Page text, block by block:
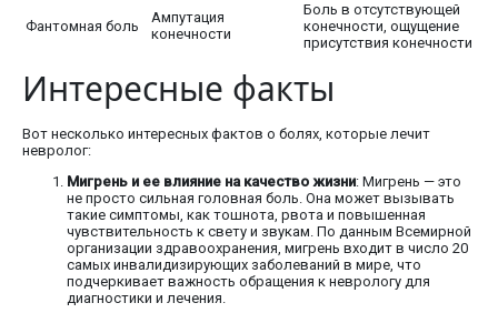
Фантомная боль
Ампутация
конечности
Боль в отсутствующей
конечности, ощущение
присутствия конечности
Интересные факты
Вот несколько интересных фактов о болях, которые лечит
невролог:
Мигрень и ее влияние на качество жизни: Мигрень — это
не просто сильная головная боль. Она может вызывать
такие симптомы, как тошнота, рвота и повышенная
чувствительность к свету и звукам. По данным Всемирной
организации здравоохранения, мигрень входит в число 20
самых инвалидизирующих заболеваний в мире, что
подчеркивает важность обращения к неврологу для
диагностики и лечения.